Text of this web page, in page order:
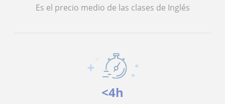
Es el precio medio de las clases de Inglés
<4h